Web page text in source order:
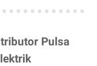
Pulsa